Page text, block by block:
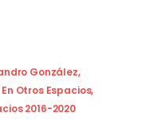
González,
Otros Espacios,
2016-2020